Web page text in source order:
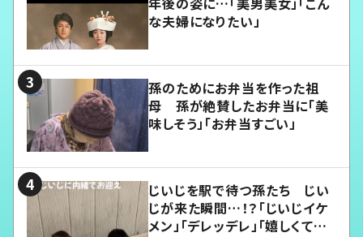
な夫婦になりたい」
孫のためにお弁当を作った祖
母 孫が絶賛したお弁当に「美
味しそう」「お弁当すごい」
じいじを駅で待つ孫たち じい
じが来た瞬間…！？「じいじイケ
メン」「デレッデレ」「嬉しくて可